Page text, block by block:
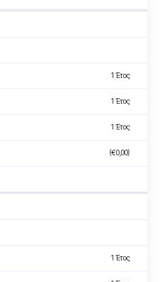
1 Έτος
1 Έτος
1 Έτος
(€0,00)
1 Έτος